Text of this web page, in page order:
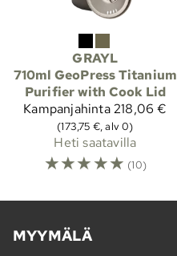
GRAYL
710ml GeoPress Titanium
Purifier with Cook Lid
Kampanjahinta218,06 €
(173,75 €, alv 0)
Heti saatavilla
☆☆☆☆☆ (10)
MYYMÄLÄ